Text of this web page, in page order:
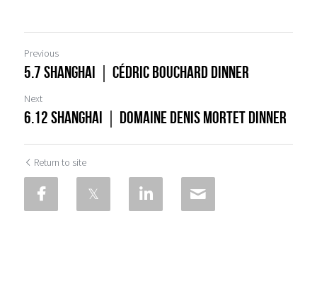
Previous
5.7 Shanghai｜Cédric Bouchard Dinner
Next
6.12 Shanghai｜Domaine Denis Mortet Dinner
Return to site